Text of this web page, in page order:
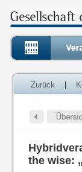
Zurück
the wise: